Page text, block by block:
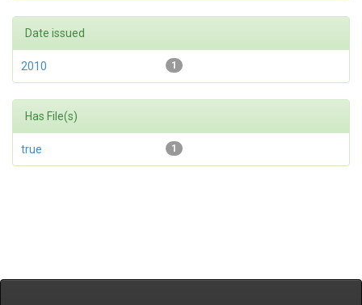
Date issued
1
2010
Has File(s)
1
true